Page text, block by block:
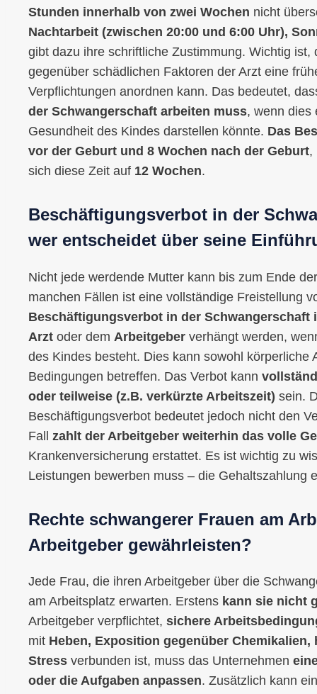
Stunden innerhalb von zwei Wochen nicht
Nachtarbeit (zwischen 20:00 und 6:00 Uhr),
gibt dazu ihre schriftliche Zustimmung. Wichtig
gegenüber schädlichen Faktoren der Arzt eine
Verpflichtungen anordnen kann. Das bedeutet,
der Schwangerschaft arbeiten muss, wenn dies
Gesundheit des Kindes darstellen könnte. Das
vor der Geburt und 8 Wochen nach der Geburt,
sich diese Zeit auf 12 Wochen.
Beschäftigungsverbot in der
wer entscheidet über seine
Nicht jede werdende Mutter kann bis zum Ende
manchen Fällen ist eine vollständige Freistellung
Beschäftigungsverbot in der Schwangerschaft
Arzt oder dem Arbeitgeber verhängt werden,
des Kindes besteht. Dies kann sowohl körperliche
Bedingungen betreffen. Das Verbot kann
oder teilweise (z.B. verkürzte Arbeitszeit) sein.
Beschäftigungsverbot bedeutet jedoch nicht den
Fall zahlt der Arbeitgeber weiterhin das volle
Krankenversicherung erstattet. Es ist wichtig zu
Leistungen bewerben muss – die Gehaltszahlung
Rechte schwangerer Frauen am
Arbeitgeber gewährleisten?
Jede Frau, die ihren Arbeitgeber über die
am Arbeitsplatz erwarten. Erstens kann sie nicht
Arbeitgeber verpflichtet, sichere
mit Heben, Exposition gegenüber
Stress verbunden ist, muss das Unternehmen
oder die Aufgaben anpassen. Zusätzlich kann